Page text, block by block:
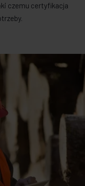
czemu certyfikacja